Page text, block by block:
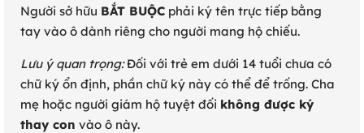
Người sở hữu BẮT BUỘC phải ký tên trực tiếp bằng
tay vào ô dành riêng cho người mang hộ chiếu.
Lưu ý quan trọng:Đối với trẻ em dưới 14 tuổi chưa có
chữ ký ổn định, phần chữ ký này có thể để trống. Cha
mẹ hoặc người giám hộ tuyệt đối không được ký
thay con vào ô này.